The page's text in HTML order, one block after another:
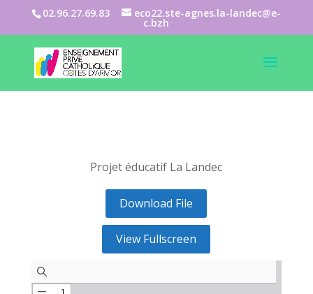
02.96.27.69.83 eco22.ste-agnes.la-landec@e-
c.bzh
Projet éducatif La Landec
Download File
View Fullscreen